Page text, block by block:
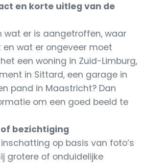
en korte uitleg van de
wat er is aangetroffen, waar
wat er ongeveer moet
een woning in Zuid-Limburg,
in Sittard, een garage in
pand in Maastricht? Dan
om een goed beeld te
bezichtiging
op basis van foto’s
grotere of onduidelijke